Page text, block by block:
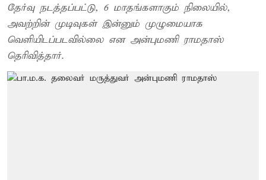
தேர்வு நடத்தப்பட்டு, 6 மாதங்களாகும் நிலையில்,
அவற்றின் முடிவுகள் இன்னும் முழுமையாக
வெளியிடப்படவில்லை என அன்புமணி ராமதாஸ்
தெரிவித்தார்.